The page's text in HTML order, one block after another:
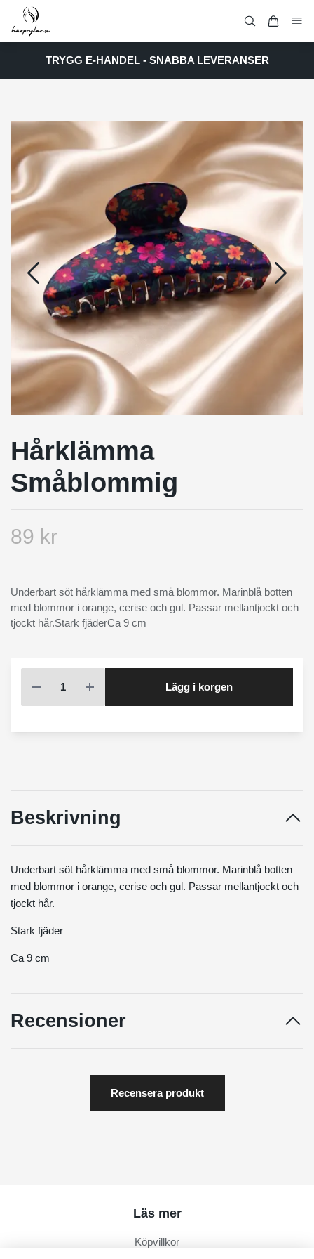
TRYGG E-HANDEL - SNABBA LEVERANSER
Hårklämma
Småblommig
89 kr
Underbart söt hårklämma med små blommor. Marinblå botten
med blommor i orange, cerise och gul. Passar mellantjockt och
tjockt hår.Stark fjäderCa 9 cm
Lägg i korgen
Beskrivning
Underbart söt hårklämma med små blommor. Marinblå botten
med blommor i orange, cerise och gul. Passar mellantjockt och
tjockt hår.
Stark fjäder
Ca 9 cm
Recensioner
Recensera produkt
Läs mer
Köpvillkor